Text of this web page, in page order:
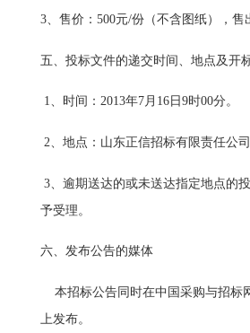
3、售价：500元/份（不含图纸），售
五、投标文件的递交时间、地点及开
1、时间：2013年7月16日9时00分。
2、地点：山东正信招标有限责任公司
3、逾期送达的或未送达指定地点的
予受理。
六、发布公告的媒体
本招标公告同时在中国采购与招标
上发布。